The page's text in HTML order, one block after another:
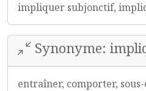
impliquer subjonctif,
Synonyme:
entraîner, comporter,